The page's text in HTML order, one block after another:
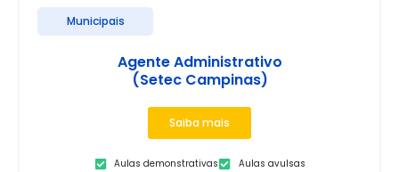
Municipais
Agente Administrativo
(Setec Campinas)
Saiba mais
Aulas demonstrativas Aulas avulsas